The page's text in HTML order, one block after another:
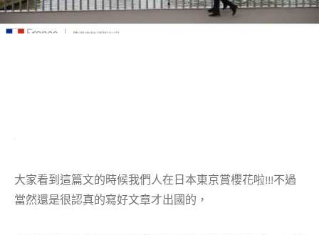
大家看到這篇文的時候我們人在日本東京賞櫻花啦!!!不過
當然還是很認真的寫好文章才出國的，